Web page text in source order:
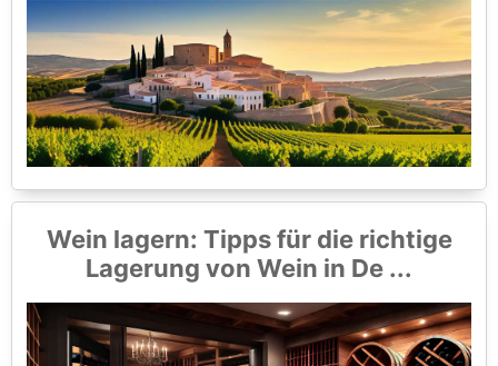
Wein lagern: Tipps für die richtige
Lagerung von Wein in De ...